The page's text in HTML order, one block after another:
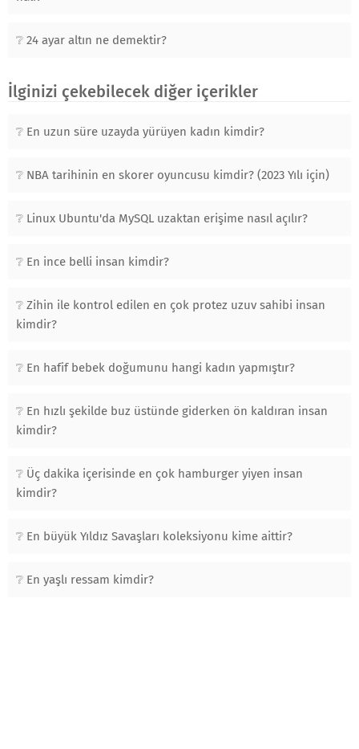
24 ayar altın ne demektir?
İlginizi çekebilecek diğer içerikler
En uzun süre uzayda yürüyen kadın kimdir?
NBA tarihinin en skorer oyuncusu kimdir? (2023 Yılı için)
Linux Ubuntu'da MySQL uzaktan erişime nasıl açılır?
En ince belli insan kimdir?
Zihin ile kontrol edilen en çok protez uzuv sahibi insan
kimdir?
En hafif bebek doğumunu hangi kadın yapmıştır?
En hızlı şekilde buz üstünde giderken ön kaldıran insan
kimdir?
Üç dakika içerisinde en çok hamburger yiyen insan
kimdir?
En büyük Yıldız Savaşları koleksiyonu kime aittir?
En yaşlı ressam kimdir?